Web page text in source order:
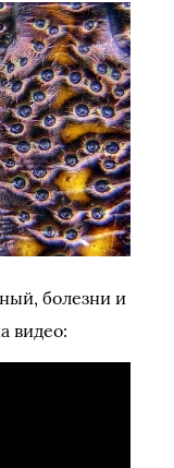
болезни и
видео: